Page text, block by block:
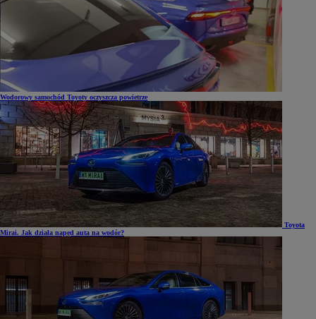
Wodorowy samochód Toyoty oczyszcza powietrze
Toyota
Mirai. Jak działa napęd auta na wodór?